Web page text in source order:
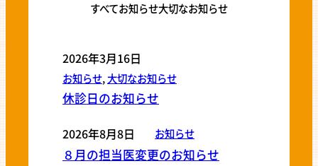
すべてお知らせ大切なお知らせ
2026年3月16日
お知らせ, 大切なお知らせ
休診日のお知らせ
2026年8月8日 お知らせ
８月の担当医変更のお知らせ